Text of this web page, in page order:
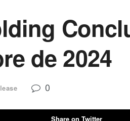
de 2024
0
Share on Twitter